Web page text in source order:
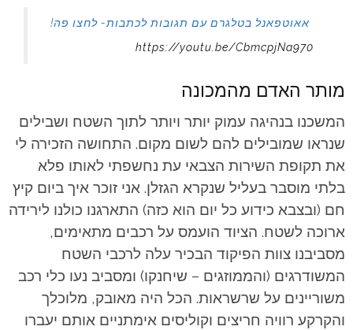
אאוטפאנל בטלגרם עם תגובות לכתבות- לחצו פה!
https://youtu.be/CbmcpjNa970
מותר האדם מהמכונה
המשכנו בנהיגה עמוק יותר ויותר לתוך השטח ושבילים
שנראו שמובילים להם לשום מקום. התחושה הזכירה לי
את תקופת השירות הצבאי עת נחשפתי לאותו פלא
בלתי מוסבר בעליל שנקרא הגזלן. אני זוכר איך ביום קיץ
חם (ובצבא כידוע כל יום הוא כזה) התארגנו כולנו לירידה
ארוכה לשטח. הציוד הועמס על רכבים מתאימים,
מסביבנו צוות הפיקוד הבכיר עלה לרכבי השטח
המשודרגים (והממוזגים – שיחנקו) ומסביב נעו כלי רכב
משוריינים על שרשראות. הכל היה מאובק, מלוכלך
והקרקע רוויה חריצים וקוליסים אימתניים אותם יעברו